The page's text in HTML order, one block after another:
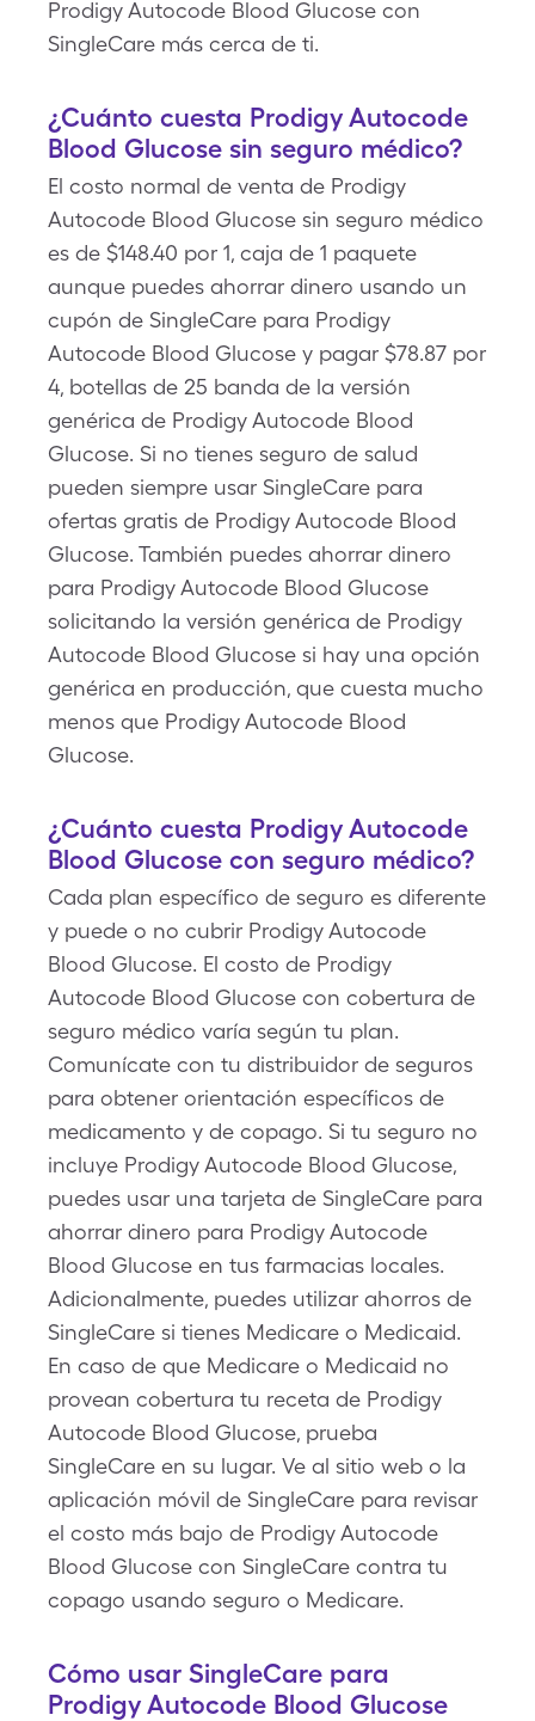
Prodigy Autocode Blood Glucose con
SingleCare más cerca de ti.
¿Cuánto cuesta Prodigy Autocode
Blood Glucose sin seguro médico?
El costo normal de venta de Prodigy
Autocode Blood Glucose sin seguro médico
es de $148.40 por 1, caja de 1 paquete
aunque puedes ahorrar dinero usando un
cupón de SingleCare para Prodigy
Autocode Blood Glucose y pagar $78.87 por
4, botellas de 25 banda de la versión
genérica de Prodigy Autocode Blood
Glucose. Si no tienes seguro de salud
pueden siempre usar SingleCare para
ofertas gratis de Prodigy Autocode Blood
Glucose. También puedes ahorrar dinero
para Prodigy Autocode Blood Glucose
solicitando la versión genérica de Prodigy
Autocode Blood Glucose si hay una opción
genérica en producción, que cuesta mucho
menos que Prodigy Autocode Blood
Glucose.
¿Cuánto cuesta Prodigy Autocode
Blood Glucose con seguro médico?
Cada plan específico de seguro es diferente
y puede o no cubrir Prodigy Autocode
Blood Glucose. El costo de Prodigy
Autocode Blood Glucose con cobertura de
seguro médico varía según tu plan.
Comunícate con tu distribuidor de seguros
para obtener orientación específicos de
medicamento y de copago. Si tu seguro no
incluye Prodigy Autocode Blood Glucose,
puedes usar una tarjeta de SingleCare para
ahorrar dinero para Prodigy Autocode
Blood Glucose en tus farmacias locales.
Adicionalmente, puedes utilizar ahorros de
SingleCare si tienes Medicare o Medicaid.
En caso de que Medicare o Medicaid no
provean cobertura tu receta de Prodigy
Autocode Blood Glucose, prueba
SingleCare en su lugar. Ve al sitio web o la
aplicación móvil de SingleCare para revisar
el costo más bajo de Prodigy Autocode
Blood Glucose con SingleCare contra tu
copago usando seguro o Medicare.
Cómo usar SingleCare para
Prodigy Autocode Blood Glucose